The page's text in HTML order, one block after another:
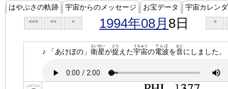
はやぶさの軌跡 宇宙からのメッセージ お宝データ 宇宙カレン
<<< << < 1994年08月 8日 >
♪ 「あけぼの」 衛星
えいせい
が捉
とら
えた宇宙
うちゅう
の電波
でんぱ
を音
おと
にしました。